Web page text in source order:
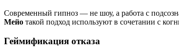
Современный гипноз — не шоу, а работа с
Мейо такой подход используют в сочетании с
Геймификация отказа